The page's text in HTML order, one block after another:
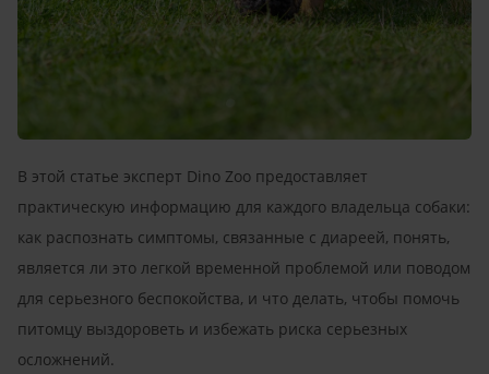
В этой статье эксперт Dino Zoo предоставляет
практическую информацию для каждого владельца собаки:
как распознать симптомы, связанные с диареей, понять,
является ли это легкой временной проблемой или поводом
для серьезного беспокойства, и что делать, чтобы помочь
питомцу выздороветь и избежать риска серьезных
осложнений.